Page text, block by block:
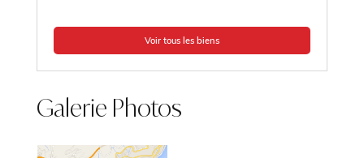
Voir tous les biens
Galerie Photos